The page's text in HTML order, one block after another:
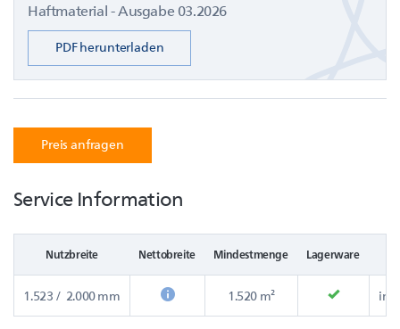
Haftmaterial - Ausgabe 03.2026
PDF herunterladen
Preis anfragen
Service Information
Nutzbreite Nettobreite Mindestmenge Lagerware
1.523 / 2.000 mm 1.520 m²